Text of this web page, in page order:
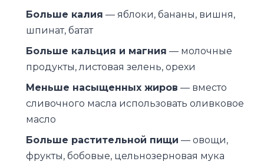
Больше калия — яблоки, бананы, вишня,
шпинат, батат
Больше кальция и магния — молочные
продукты, листовая зелень, орехи
Меньше насыщенных жиров — вместо
сливочного масла использовать оливковое
масло
Больше растительной пищи — овощи,
фрукты, бобовые, цельнозерновая мука